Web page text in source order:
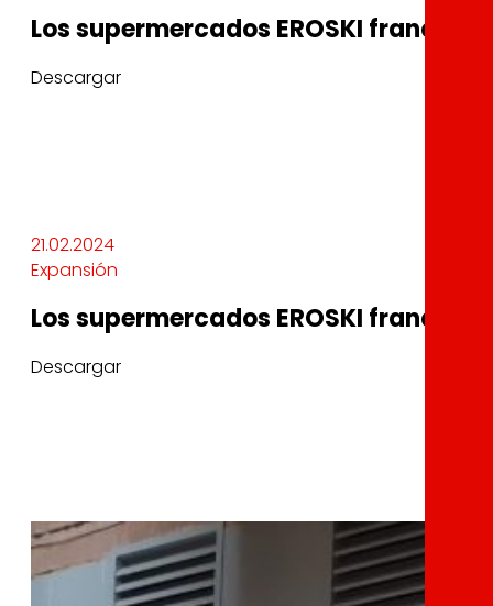
Los supermercados EROSKI
Descargar
21.02.2024
Expansión
Los supermercados EROSKI
Descargar